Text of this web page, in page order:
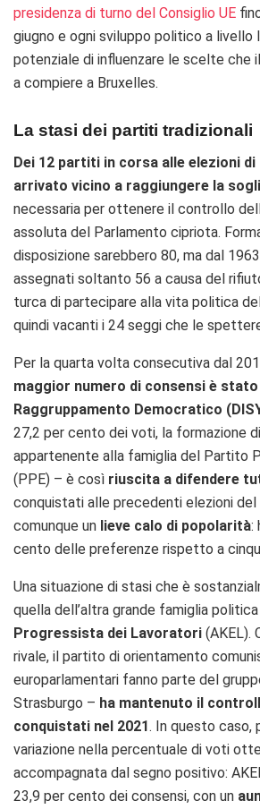
presidenza di turno del Consiglio UE
giugno e ogni sviluppo politico a livello
potenziale di influenzare le scelte che
a compiere a Bruxelles.
La stasi dei partiti tradizionali
Dei 12 partiti in corsa alle elezioni di
arrivato vicino a raggiungere la
necessaria per ottenere il controllo
assoluta del Parlamento cipriota.
disposizione sarebbero 80, ma dal
assegnati soltanto 56 a causa del
turca di partecipare alla vita politica
quindi vacanti i 24 seggi che le
Per la quarta volta consecutiva dal
maggior numero di consensi è stato
Raggruppamento Democratico
27,2 per cento dei voti, la formazione
appartenente alla famiglia del Partito
(PPE) – è così riuscita a difendere
conquistati alle precedenti elezioni del
comunque un lieve calo di popolarità:
cento delle preferenze rispetto a
Una situazione di stasi che è
quella dell’altra grande famiglia politica
Progressista dei Lavoratori (AKEL).
rivale, il partito di orientamento
europarlamentari fanno parte del
Strasburgo – ha mantenuto il
conquistati nel 2021. In questo caso,
variazione nella percentuale di voti
accompagnata dal segno positivo:
23,9 per cento dei consensi, con un